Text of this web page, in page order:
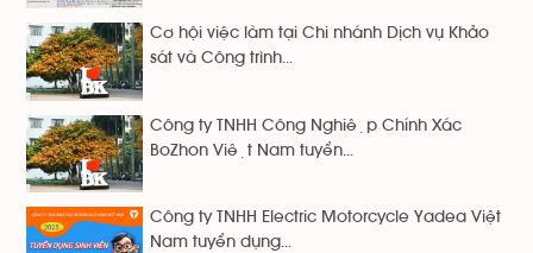
Cơ hội việc làm tại Chi nhánh Dịch vụ Khảo
sát và Công trình...
Công ty TNHH Công Nghiệp Chính Xác
BoZhon Việt Nam tuyển...
Công ty TNHH Electric Motorcycle Yadea Việt
Nam tuyển dụng...